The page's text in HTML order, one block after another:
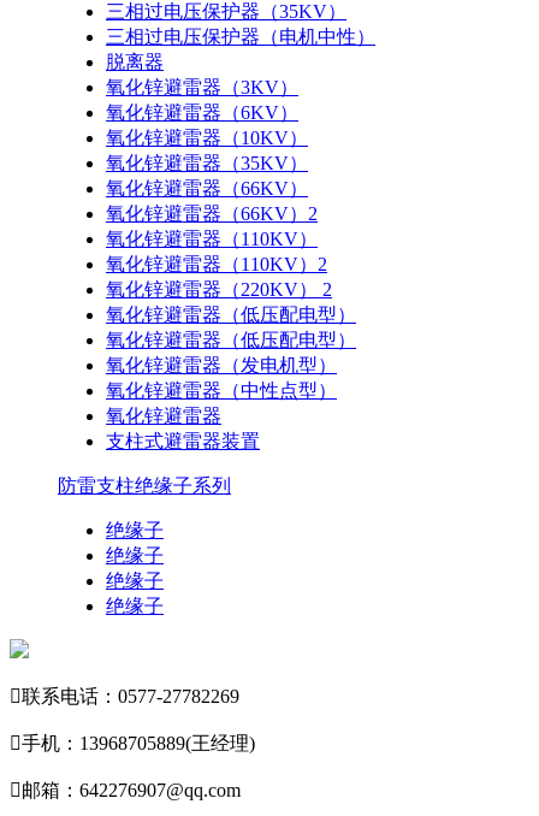
三相过电压保护器（35KV）
三相过电压保护器（电机中性）
脱离器
氧化锌避雷器（3KV）
氧化锌避雷器（6KV）
氧化锌避雷器（10KV）
氧化锌避雷器（35KV）
氧化锌避雷器（66KV）
氧化锌避雷器（66KV）2
氧化锌避雷器（110KV）
氧化锌避雷器（110KV）2
氧化锌避雷器（220KV） 2
氧化锌避雷器（低压配电型）
氧化锌避雷器（低压配电型）
氧化锌避雷器（发电机型）
氧化锌避雷器（中性点型）
氧化锌避雷器
支柱式避雷器装置
防雷支柱绝缘子系列
绝缘子
绝缘子
绝缘子
绝缘子
联系电话：0577-27782269
手机：13968705889(王经理)
邮箱：642276907@qq.com